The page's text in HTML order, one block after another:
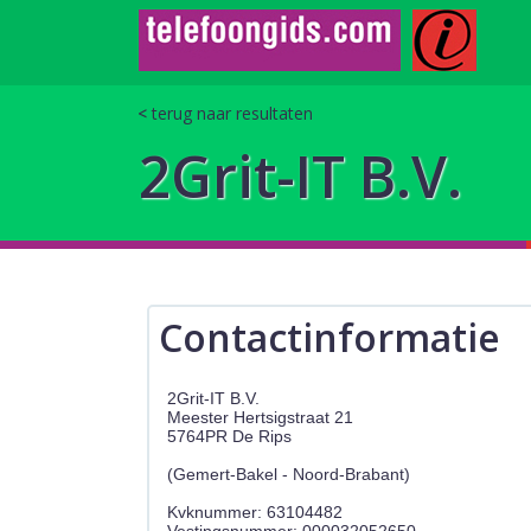
terug naar resultaten
2Grit-IT B.V.
Contactinformatie
2Grit-IT B.V.
Meester Hertsigstraat 21
5764PR De Rips
(Gemert-Bakel - Noord-Brabant)
Kvknummer: 63104482